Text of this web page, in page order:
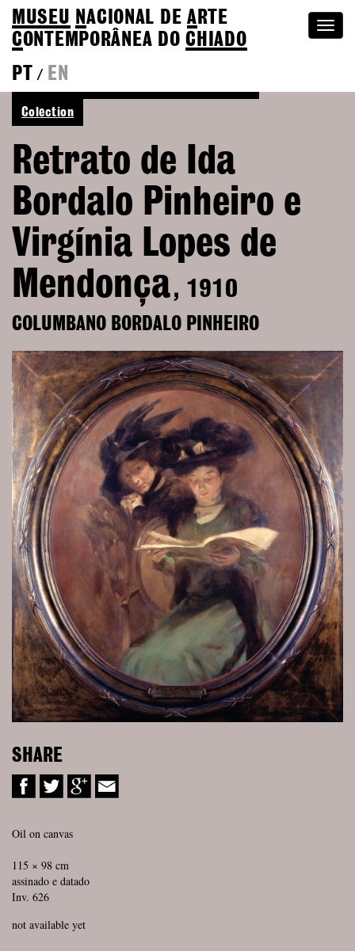
MUSEU NACIONAL DEA RTE
CONTEMPORÂNEA DOCHIADO
PT
/ EN
Colection
Retrato de Ida
Bordalo Pinheiro e
Virgínia Lopes de
Mendonça, 1910
COLUMBANO BORDALO PINHEIRO
SHARE
Oil on canvas
115 × 98 cm
assinado e datado
Inv. 626
not available yet